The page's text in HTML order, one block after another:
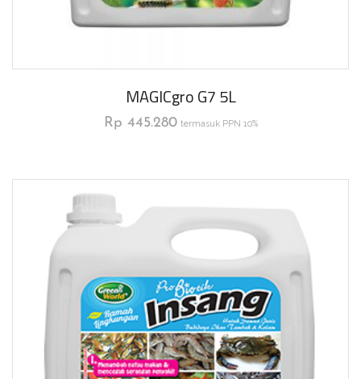
MAGICgro G7 5L
Rp 445.280 termasuk PPN 10%